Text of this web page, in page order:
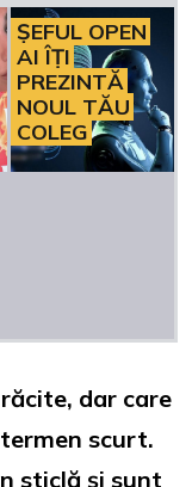
ȘEFUL OPEN
AI ÎȚI
PREZINTĂ
NOUL TĂU
COLEG
dar care
scurt.
sticlă şi sunt